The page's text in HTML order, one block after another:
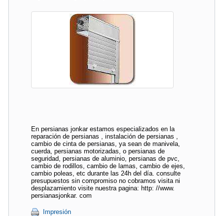
En persianas jonkar estamos especializados en la
reparación de persianas , instalación de persianas ,
cambio de cinta de persianas, ya sean de manivela,
cuerda, persianas motorizadas, o persianas de
seguridad, persianas de aluminio, persianas de pvc,
cambio de rodillos, cambio de lamas, cambio de ejes,
cambio poleas, etc durante las 24h del día. consulte
presupuestos sin compromiso no cobramos visita ni
desplazamiento visite nuestra pagina: http: //www.
persianasjonkar. com
Impresión